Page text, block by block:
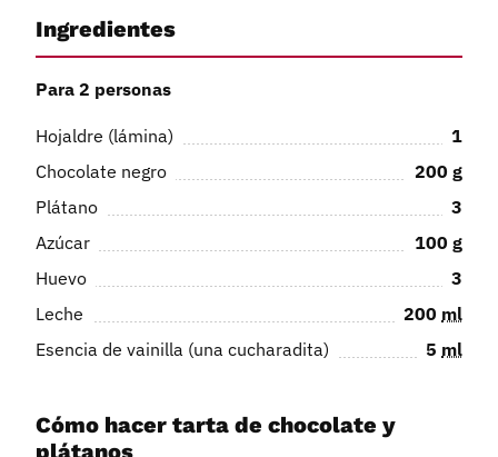
Ingredientes
Para 2 personas
Hojaldre (lámina)
1
Chocolate negro
200 g
Plátano
3
Azúcar
100 g
Huevo
3
Leche
200 ml
Esencia de vainilla (una cucharadita)
5 ml
Cómo hacer tarta de chocolate y